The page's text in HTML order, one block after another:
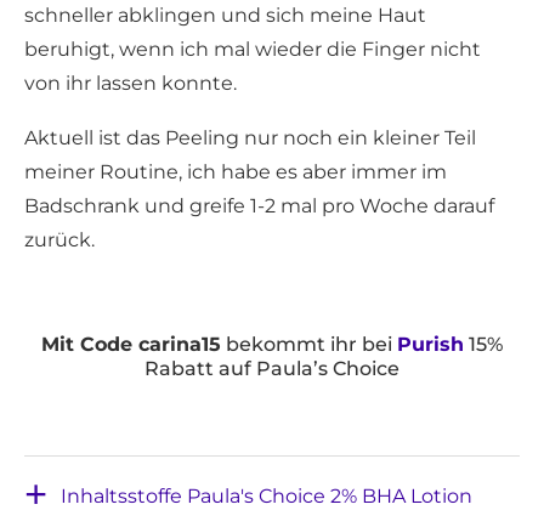
schneller abklingen und sich meine Haut
beruhigt, wenn ich mal wieder die Finger nicht
von ihr lassen konnte.
Aktuell ist das Peeling nur noch ein kleiner Teil
meiner Routine, ich habe es aber immer im
Badschrank und greife 1-2 mal pro Woche darauf
zurück.
Mit Code carina15 bekommt ihr bei Purish 15%
Rabatt auf Paula’s Choice
Inhaltsstoffe Paula's Choice 2% BHA Lotion